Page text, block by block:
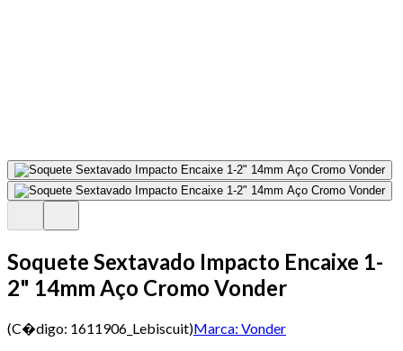
Soquete Sextavado Impacto Encaixe 1-
2" 14mm Aço Cromo Vonder
(C�digo: 1611906_Lebiscuit)Marca: Vonder